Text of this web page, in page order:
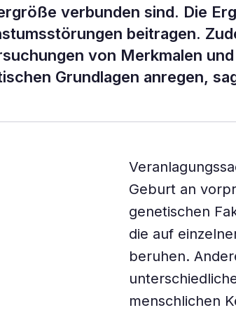
verbunden sind. Die
beitragen.
von Merkmalen
Grundlagen anregen,
Geburt an
genetischen
die auf
beruhen.
menschlichen